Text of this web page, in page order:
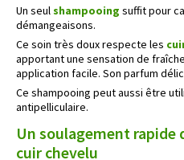
Un seulshampooing suffit pour
démangeaisons.
Ce soin très doux respecte les
apportant une sensation de
application facile. Son parfum
Ce shampooing peut aussi être
antipelliculaire.
Un soulagement rapide
cuir chevelu